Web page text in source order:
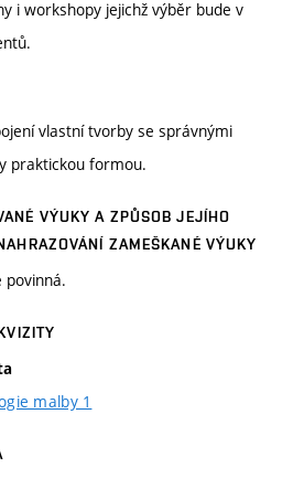
i workshopy jejichž výběr bude v
vlastní tvorby se správnými
praktickou formou.
VÝUKY A ZPŮSOB JEJÍHO
ZAMEŠKANÉ VÝUKY
povinná.
malby 1